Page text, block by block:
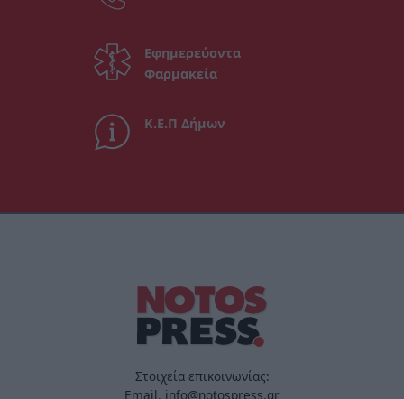
Εφημερεύοντα
Φαρμακεία
Κ.Ε.Π Δήμων
Στοιχεία επικοινωνίας:
Email. info@notospress.gr